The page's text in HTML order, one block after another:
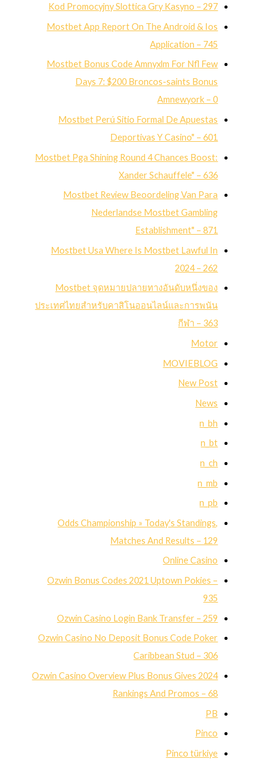
Kod Promocyjny Slottica Gry Kasyno – 297
Mostbet App Report On The Android & Ios
Application – 745
Mostbet Bonus Code Amnyxlm For Nfl Few
Days 7: $200 Broncos-saints Bonus
Amnewyork – 0
Mostbet Perú Sitio Formal De Apuestas
Deportivas Y Casino" – 601
Mostbet Pga Shining Round 4 Chances Boost:
Xander Schauffele" – 636
Mostbet Review Beoordeling Van Para
Nederlandse Mostbet Gambling
Establishment" – 871
Mostbet Usa Where Is Mostbet Lawful In
2024 – 262
Mostbet จุดหมายปลายทางอันดับหนึ่งของ
ประเทศไทยสำหรับคาสิโนออนไลน์และการพนัน
กีฬา – 363
Motor
MOVIEBLOG
New Post
News
n_bh
n_bt
n_ch
n_mb
n_pb
Odds Championship » Today's Standings,
Matches And Results – 129
Online Casino
Ozwin Bonus Codes 2021 Uptown Pokies –
935
Ozwin Casino Login Bank Transfer – 259
Ozwin Casino No Deposit Bonus Code Poker
Caribbean Stud – 306
Ozwin Casino Overview Plus Bonus Gives 2024
Rankings And Promos – 68
PB
Pinco
Pinco türkiye